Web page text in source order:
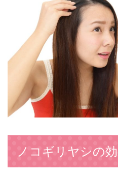
ノコギリヤシの